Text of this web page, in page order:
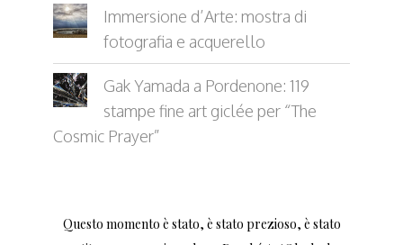
Immersione d’Arte: mostra di
fotografia e acquerello
Gak Yamada a Pordenone: 119
stampe fine art giclée per “The
Cosmic Prayer”
Questo momento è stato, è stato prezioso, è stato